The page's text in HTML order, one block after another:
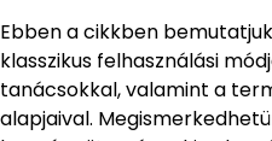
Ebben a cikkben
klasszikus felhasználási
tanácsokkal, valamint a
alapjaival.